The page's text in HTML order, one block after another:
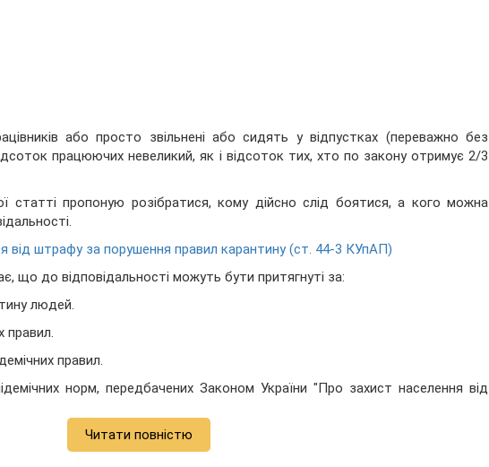
або просто звільнені або сидять у відпустках (переважно без
працюючих невеликий, як і відсоток тих, хто по закону отримує 2/3
статті пропоную розібратися, кому дійсно слід боятися, а кого можна
від штрафу за порушення правил карантину (ст. 44-3 КУпАП)
що до відповідальності можуть бути притягнуті за:
людей.
правил.
правил.
норм, передбачених Законом України "Про захист населення від
Читати повністю